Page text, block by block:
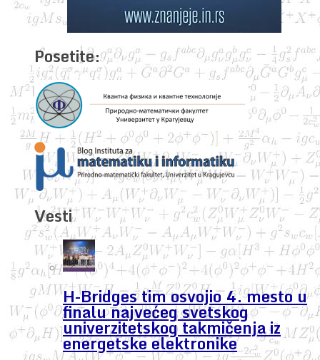
Posetite:
Vesti
H-Bridges tim osvojio 4. mesto u
finalu najvećeg svetskog
univerzitetskog takmičenja iz
energetske elektronike